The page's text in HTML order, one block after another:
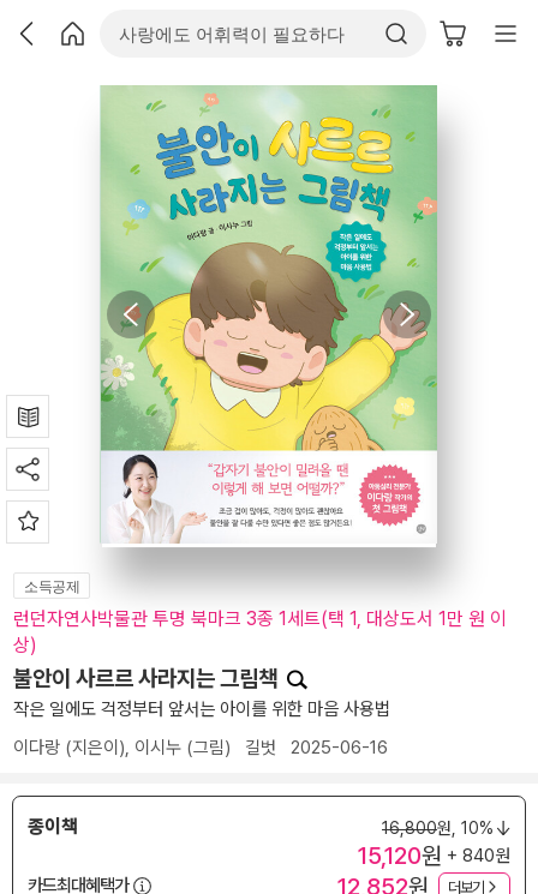
소득공제
런던자연사박물관 투명 북마크 3종 1세트(택 1, 대상도서 1만 원 이
상)
불안이 사르르 사라지는 그림책
작은 일에도 걱정부터 앞서는 아이를 위한 마음 사용법
이다랑 (지은이), 이시누 (그림) 길벗 2025-06-16
종이책 16,800원, 10%
15,120원 + 840원
카드최대혜택가
12,852원 더보기